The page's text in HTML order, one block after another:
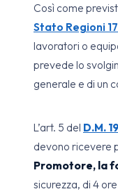
Così come
Stato Regioni
lavoratori o
prevede lo
generale e di un
L’art. 5 del D.M.
devono ricevere
Promotore, la
sicurezza, di 4